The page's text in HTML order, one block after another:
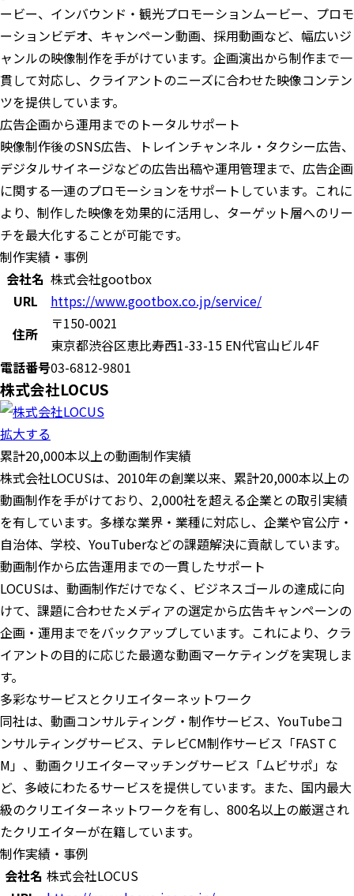
ービー、インバウンド・観光プロモーションムービー、プロモ
ーションビデオ、キャンペーン動画、採用動画など、幅広いジ
ャンルの映像制作を手がけています。企画演出から制作まで一
貫して対応し、クライアントのニーズに合わせた映像コンテン
ツを提供しています。
広告企画から運用までのトータルサポート
映像制作後のSNS広告、トレインチャンネル・タクシー広告、
デジタルサイネージなどの広告出稿や運用管理まで、広告企画
に関する一連のプロモーションをサポートしています。これに
より、制作した映像を効果的に活用し、ターゲット層へのリー
チを最大化することが可能です。
制作実績・事例
会社名 株式会社gootbox
URL
https://www.gootbox.co.jp/service/
住所
〒150-0021
東京都渋谷区恵比寿西1-33-15 EN代官山ビル4F
電話番号03-6812-9801
株式会社LOCUS
拡大する
累計20,000本以上の動画制作実績
株式会社LOCUSは、2010年の創業以来、累計20,000本以上の
動画制作を手がけており、2,000社を超える企業との取引実績
を有しています。多様な業界・業種に対応し、企業や官公庁・
自治体、学校、YouTuberなどの課題解決に貢献しています。
動画制作から広告運用までの一貫したサポート
LOCUSは、動画制作だけでなく、ビジネスゴールの達成に向
けて、課題に合わせたメディアの選定から広告キャンペーンの
企画・運用までをバックアップしています。これにより、クラ
イアントの目的に応じた最適な動画マーケティングを実現しま
す。
多彩なサービスとクリエイターネットワーク
同社は、動画コンサルティング・制作サービス、YouTubeコ
ンサルティングサービス、テレビCM制作サービス「FAST C
M」、動画クリエイターマッチングサービス「ムビサポ」な
ど、多岐にわたるサービスを提供しています。また、国内最大
級のクリエイターネットワークを有し、800名以上の厳選され
たクリエイターが在籍しています。
制作実績・事例
会社名 株式会社LOCUS